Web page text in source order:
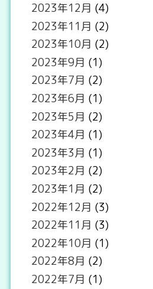
2023年12月 (4)
2023年11月 (2)
2023年10月 (2)
2023年9月 (1)
2023年7月 (2)
2023年6月 (1)
2023年5月 (2)
2023年4月 (1)
2023年3月 (1)
2023年2月 (2)
2023年1月 (2)
2022年12月 (3)
2022年11月 (3)
2022年10月 (1)
2022年8月 (2)
2022年7月 (1)